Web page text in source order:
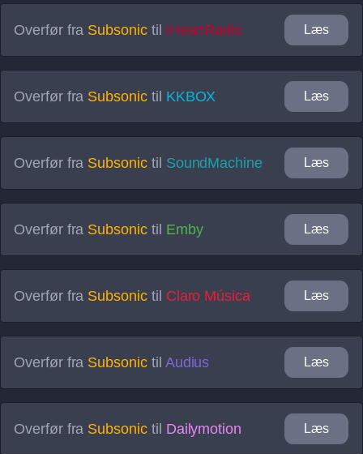
Overfør fra Subsonictil iHeartRadio Læs
Overfør fra Subsonictil KKBOX Læs
Overfør fra Subsonictil SoundMachine Læs
Overfør fra Subsonictil Emby Læs
Overfør fra Subsonictil Claro Música Læs
Overfør fra Subsonictil Audius Læs
Overfør fra Subsonictil Dailymotion Læs